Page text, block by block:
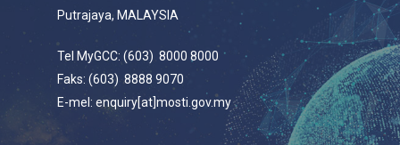
Putrajaya, MALAYSIA
Tel MyGCC: (603) 8000 8000
Faks: (603) 8888 9070
E-mel: enquiry[at]mosti.gov.my